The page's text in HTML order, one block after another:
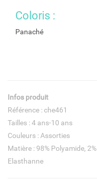
Coloris :
Panaché
Infos produit
Référence : che461
Tailles : 4 ans-10 ans
Couleurs : Assorties
Matière : 98% Polyamide, 2%
Elasthanne